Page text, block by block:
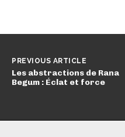
PREVIOUS ARTICLE
Les abstractions de Rana
Begum : Éclat et force